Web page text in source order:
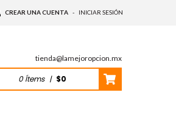
CREAR UNA CUENTA - INICIAR SESIÓN
tienda@lamejoropcion.mx
0Ítems | $0